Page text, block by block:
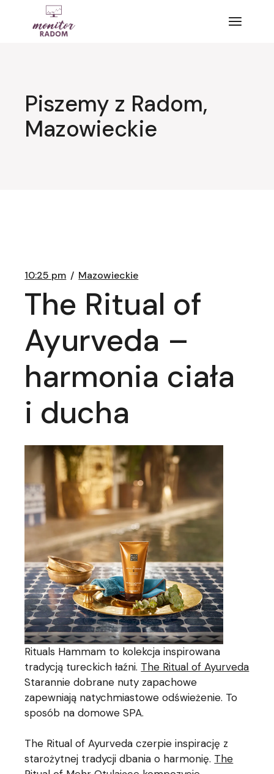
Piszemy z Radom,
Mazowieckie
10:25 pm Mazowieckie
The Ritual of
Ayurveda –
harmonia ciała
i ducha
Rituals Hammam to kolekcja inspirowana
tradycją tureckich łaźni. The Ritual of Ayurveda
Starannie dobrane nuty zapachowe
zapewniają natychmiastowe odświeżenie. To
sposób na domowe SPA.
The Ritual of Ayurveda czerpie inspirację z
starożytnej tradycji dbania o harmonię. The